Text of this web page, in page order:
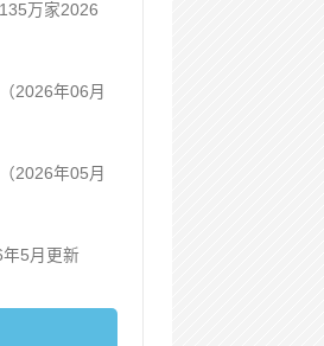
万家2026
2026年06月
2026年05月
5月更新